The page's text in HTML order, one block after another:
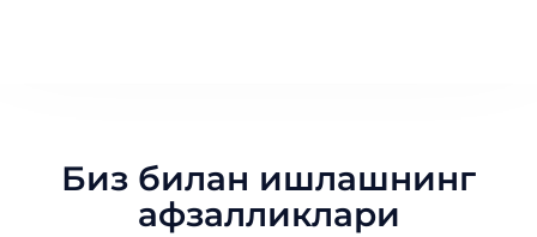
Биз билан ишлашнинг
афзалликлари